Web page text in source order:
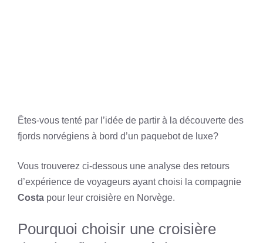
Êtes-vous tenté par l’idée de partir à la découverte des
fjords norvégiens à bord d’un paquebot de luxe?
Vous trouverez ci-dessous une analyse des retours
d’expérience de voyageurs ayant choisi la compagnie
Costa pour leur croisière en Norvège.
Pourquoi choisir une croisière